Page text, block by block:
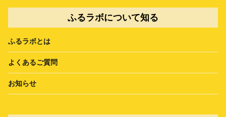
ふるラボについて知る
ふるラボとは
よくあるご質問
お知らせ